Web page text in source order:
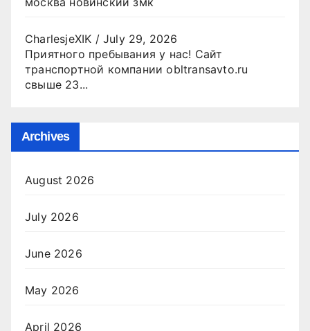
CharlesjeXIK /July 29, 2026
Приятного пребывания у нас! Сайт
транспортной компании obltransavto.ru
свыше 23...
Archives
August 2026
July 2026
June 2026
May 2026
April 2026